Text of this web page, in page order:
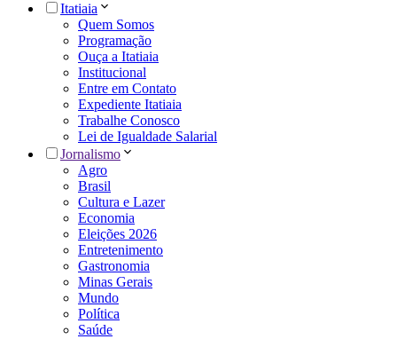
Itatiaia
Quem Somos
Programação
Ouça a Itatiaia
Institucional
Entre em Contato
Expediente Itatiaia
Trabalhe Conosco
Lei de Igualdade Salarial
Jornalismo
Agro
Brasil
Cultura e Lazer
Economia
Eleições 2026
Entretenimento
Gastronomia
Minas Gerais
Mundo
Política
Saúde